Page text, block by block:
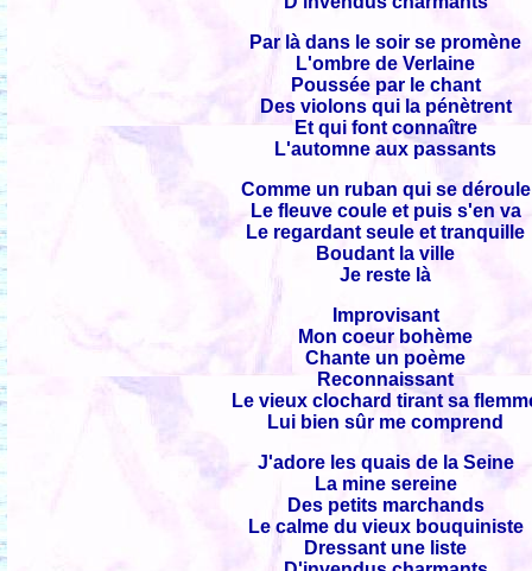
Par là dans le soir se promène
L'ombre de Verlaine
Poussée par le chant
Des violons qui la pénètrent
Et qui font connaître
L'automne aux passants
Comme un ruban qui se déroule
Le fleuve coule et puis s'en va
Le regardant seule et tranquille
Boudant la ville
Je reste là
Improvisant
Mon coeur bohème
Chante un poème
Reconnaissant
Le vieux clochard tirant sa
Lui bien sûr me comprend
J'adore les quais de la Seine
La mine sereine
Des petits marchands
Le calme du vieux bouquiniste
Dressant une liste